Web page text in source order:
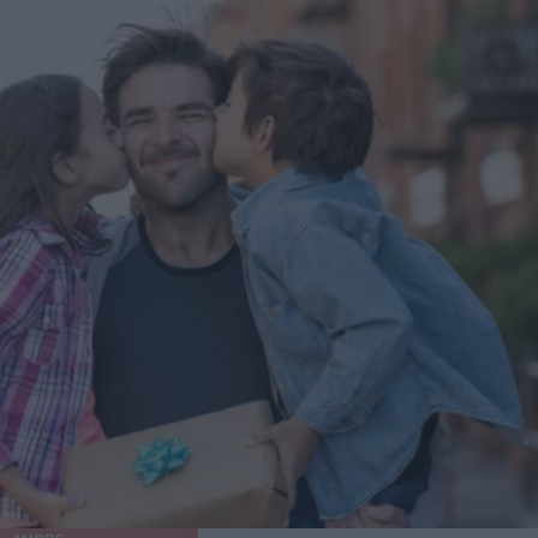
rigide. Menù settimanale keto: esempio pratico Un menù
keto settimanale ben costruito alterna fonti proteiche,
grassi di qualità e verdure a basso indice glicemico.
L'obiettivo è restare sotto i 50 grammi di carboidrati netti
al giorno senza ripetere sempre gli stessi piatti. Ecco una
traccia di tre giornate tipo: Giorno 1: uova e avocado a
colazione, insalata di pollo a pranzo, salmone con broccoli
a cena Giorno 2: yogurt greco intero a colazione, frittata di
zucchine a pranzo, manzo con spinaci a cena Giorno 3:
pane keto con formaggio a colazione, zuppa di verdure a
pranzo, pesce con cavolfiore a cena Prodotti come pane e
farine BeKeto semplificano la preparazione dei pasti keto,
soprattutto a colazione, quando trovare alternative ai
cereali è più difficile. Una fetta di pane chetogenico
apporta meno di 3 grammi di carboidrati netti, contro i 15
di una fetta di pane comune. Cosa bere durante la dieta
chetogenica Acqua, caffè e tè non zuccherati sono le
bevande di base della keto. Le bevande zuccherate e i
succhi di frutta vanno eliminati, perché un singolo